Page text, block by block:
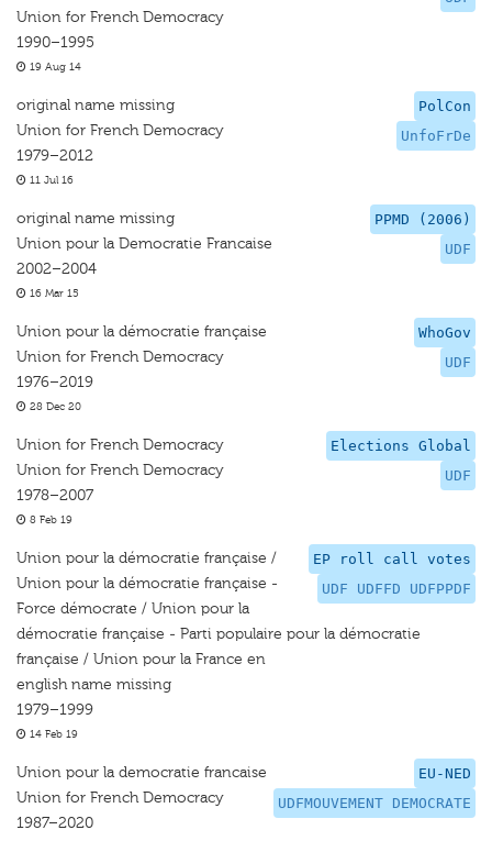
Union for French Democracy
1990–1995
19 Aug 14
PolCon
UnfoFrDe
original name missing
Union for French Democracy
1979–2012
11 Jul 16
PPMD (2006)
UDF
original name missing
Union pour la Democratie Francaise
2002–2004
16 Mar 15
WhoGov
UDF
Union pour la démocratie française
Union for French Democracy
1976–2019
28 Dec 20
Elections Global
UDF
Union for French Democracy
Union for French Democracy
1978–2007
8 Feb 19
EP roll call votes
UDF UDFFD UDFPPDF
Union pour la démocratie française /
Union pour la démocratie française -
Force démocrate / Union pour la
démocratie française - Parti populaire pour la démocratie
française / Union pour la France en
english name missing
1979–1999
14 Feb 19
EU-NED
UDFMOUVEMENT DEMOCRATE
Union pour la democratie francaise
Union for French Democracy
1987–2020